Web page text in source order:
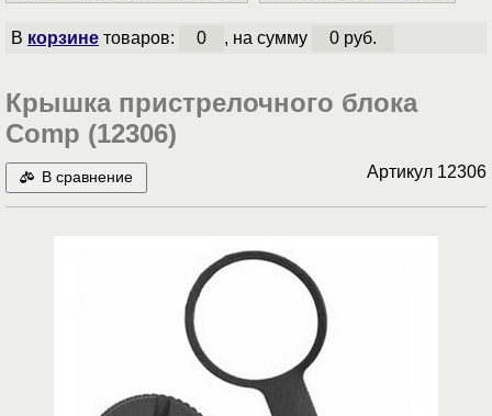
В корзинетоваров: 0 , на сумму 0 руб.
Крышка пристрелочного блока
Comp (12306)
В сравнение Артикул 12306